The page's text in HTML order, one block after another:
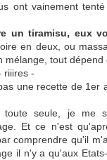
ont vainement
un tiramisu, eux
en deux, ou
mélange, tout
riiires -
une recette de 1er
toute seule, je me
Et ce n'est
comprendre qu'il
il n'y a qu'aux